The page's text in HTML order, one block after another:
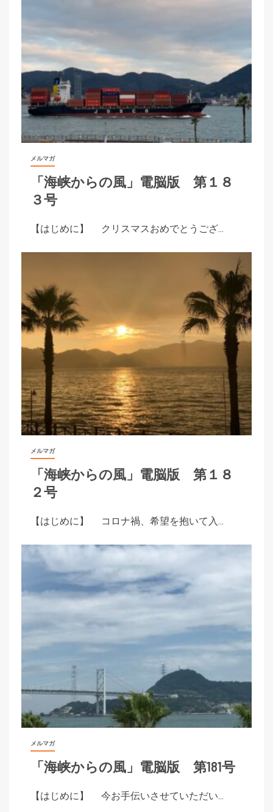
メルマガ
「海峡からの風」電脳版 第１８
３号
【はじめに】 クリスマスおめでとうござ...
メルマガ
「海峡からの風」電脳版 第１８
２号
【はじめに】 コロナ禍、希望を抱いて入...
メルマガ
「海峡からの風」電脳版 第181号
【はじめに】 今お手伝いさせていただい...